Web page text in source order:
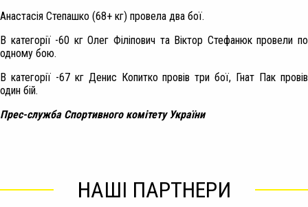
Анастасія Степашко (68+ кг) провела два бої.
В категорії -60 кг Олег Філіпович та Віктор Стефанюк провели по
одному бою.
В категорії -67 кг Денис Копитко провів три бої, Гнат Пак провів
один бій.
Прес-служба Спортивного комітету України
НАШІ ПАРТНЕРИ